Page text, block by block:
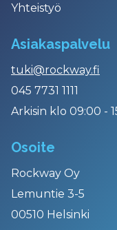
Yhteistyö
Asiakaspalvelu
tuki@rockway.fi
045 7731 1111
Arkisin klo 09:00 -
Osoite
Rockway Oy
Lemuntie 3-5
00510 Helsinki